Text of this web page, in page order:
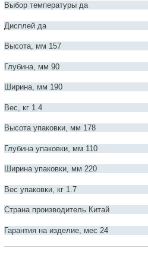
Выбор температуры да
Дисплей да
Высота, мм 157
Глубина, мм 90
Ширина, мм 190
Вес, кг 1.4
Высота упаковки, мм 178
Глубина упаковки, мм 110
Ширина упаковки, мм 220
Вес упаковки, кг 1.7
Страна производитель Китай
Гарантия на изделие, мес 24